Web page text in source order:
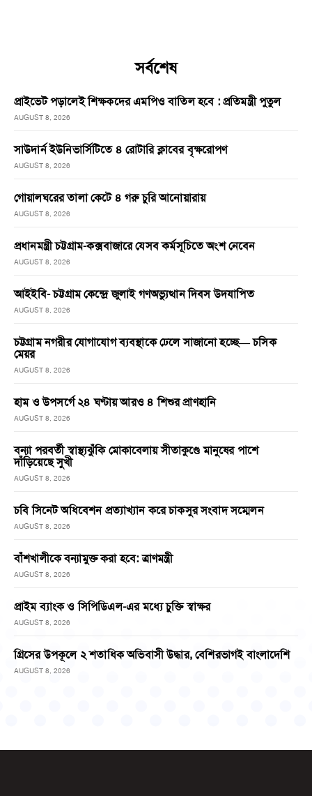
সর্বশেষ
প্রাইভেট পড়ালেই শিক্ষকদের এমপিও বাতিল হবে : প্রতিমন্ত্রী পুতুল
AUGUST 8, 2026
সাউদার্ন ইউনিভার্সিটিতে ৪ রোটারি ক্লাবের বৃক্ষরোপণ
AUGUST 8, 2026
গোয়ালঘরের তালা কেটে ৪ গরু চুরি আনোয়ারায়
AUGUST 8, 2026
প্রধানমন্ত্রী চট্টগ্রাম-কক্সবাজারে যেসব কর্মসূচিতে অংশ নেবেন
AUGUST 8, 2026
আইইবি- চট্টগ্রাম কেন্দ্রে জুলাই গণঅভ্যুত্থান দিবস উদযাপিত
AUGUST 8, 2026
চট্টগ্রাম নগরীর যোগাযোগ ব্যবস্থাকে ঢেলে সাজানো হচ্ছে— চসিক
মেয়র
AUGUST 8, 2026
হাম ও উপসর্গে ২৪ ঘণ্টায় আরও ৪ শিশুর প্রাণহানি
AUGUST 8, 2026
বন্যা পরবর্তী স্বাস্থ্যঝুঁকি মোকাবেলায় সীতাকুণ্ডে মানুষের পাশে
দাঁড়িয়েছে সুখী
AUGUST 8, 2026
চবি সিনেট অধিবেশন প্রত্যাখ্যান করে চাকসুর সংবাদ সম্মেলন
AUGUST 8, 2026
বাঁশখালীকে বন্যামুক্ত করা হবে: ত্রাণমন্ত্রী
AUGUST 8, 2026
প্রাইম ব্যাংক ও সিপিডিএল-এর মধ্যে চুক্তি স্বাক্ষর
AUGUST 8, 2026
গ্রিসের উপকূলে ২ শতাধিক অভিবাসী উদ্ধার, বেশিরভাগই বাংলাদেশি
AUGUST 8, 2026